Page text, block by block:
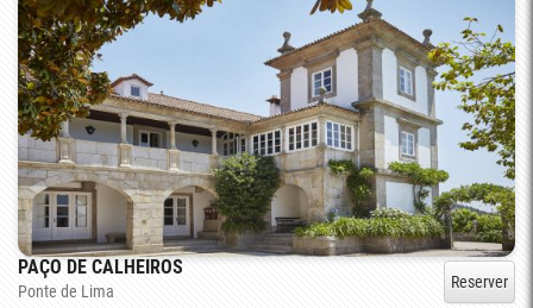
PAÇO DE CALHEIROS
Ponte de Lima Reserver